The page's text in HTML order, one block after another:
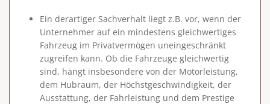
Ein derartiger Sachverhalt liegt z.B. vor, wenn der
Unternehmer auf ein mindestens gleichwertiges
Fahrzeug im Privatvermögen uneingeschränkt
zugreifen kann. Ob die Fahrzeuge gleichwertig
sind, hängt insbesondere von der Motorleistung,
dem Hubraum, der Höchstgeschwindigkeit, der
Ausstattung, der Fahrleistung und dem Prestige